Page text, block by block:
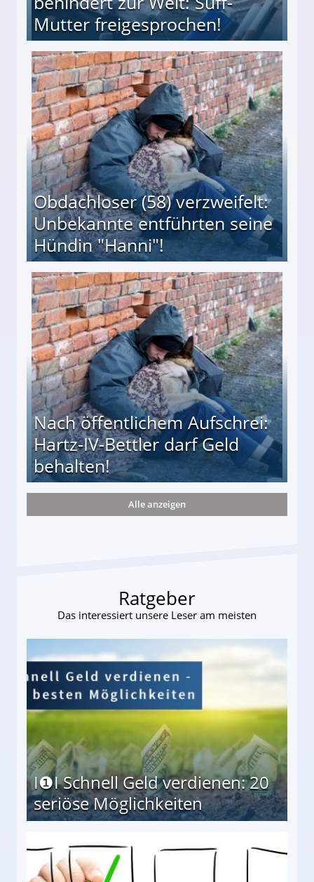
Mutter freigesprochen!
Mutter freigesprochen!
Obdachloser (58) verzweifelt:
Unbekannte entführten seine
Hündin "Hanni"!
entführten seine Hündin "Hanni"!
Nach öffentlichem Aufschrei:
Hartz-IV-Bettler darf Geld
behalten!
darf Geld behalten!
Alle anzeigen
Ratgeber
Das interessiert unsere Leser am meisten
I❶I Schnell Geld verdienen: 20
seriöse Möglichkeiten